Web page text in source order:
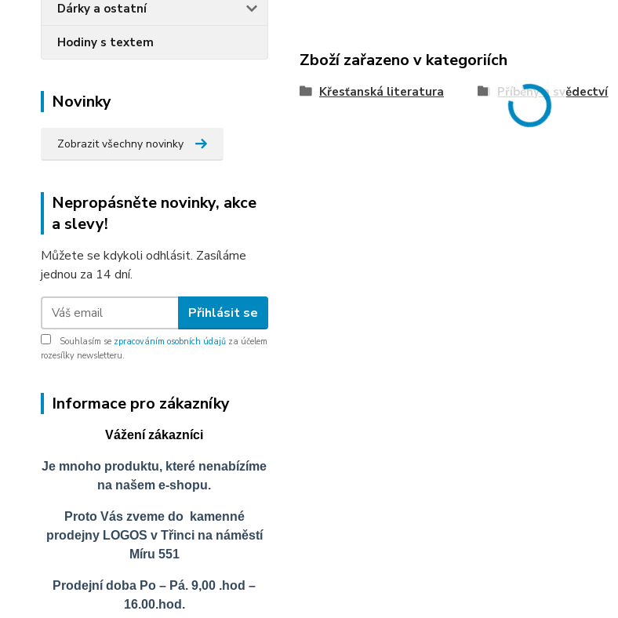
Dárky a ostatní
Hodiny s textem
Novinky
Zobrazit všechny novinky
Nepropásněte novinky, akce
a slevy!
Můžete se kdykoli odhlásit. Zasíláme
jednou za 14 dní.
Přihlásit se
Souhlasím se zpracováním osobních údajů za účelem
rozesílky newsletteru.
Informace pro zákazníky
Vážení zákazníci
Je mnoho produktu, které nenabízíme
na našem e-shopu.
Proto Vás zveme do kamenné
prodejny LOGOS v Třinci na náměstí
Míru 551
Prodejní doba Po – Pá. 9,00 .hod –
16.00.hod.
Zboží zařazeno v kategoriích
Křesťanská literatura Příběhy a svědectví